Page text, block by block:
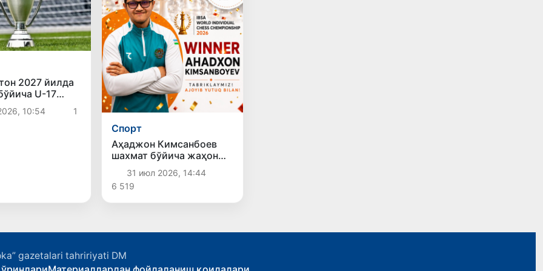
2027 йилда
U-17
қилади
10:54
1
Спорт
Аҳаджон Кимсанбоев
шахмат бўйича жаҳон
чемпиони бўлди
31 июл 2026, 14:44
6 519
gazetalari tahririyati DM